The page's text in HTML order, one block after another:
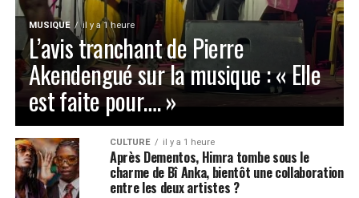
MUSIQUE il y a 1 heure
L’avis tranchant de Pierre
Akendengué sur la musique : « Elle
est faite pour…. »
CULTURE il y a 1 heure
Après Dementos, Himra tombe sous le
charme de Bî Anka, bientôt une collaboration
entre les deux artistes ?